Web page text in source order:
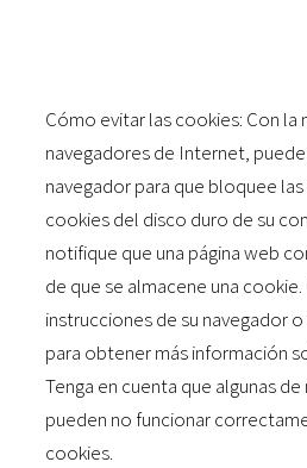
Cómo evitar las cookies: Con la
navegadores de Internet,
navegador para que bloquee
cookies del disco duro de su
notifique que una página web
de que se almacene una
instrucciones de su navegador
para obtener más información
Tenga en cuenta que algunas
pueden no funcionar
cookies.